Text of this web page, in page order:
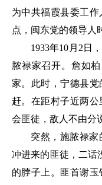
为中共福霞县委工
点，闽东党的领导人
1933年10月2日
脓禄家召开。詹如
家。此时，宁德县
赶。在距村子近两
会匪徒，敌人不由分
突然，施脓禄家
冲进来的匪徒，二话
的脖子上。匪首谢